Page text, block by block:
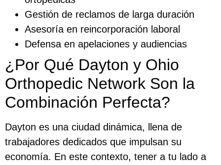
Gestión de reclamos de larga duración
Asesoría en reincorporación laboral
Defensa en apelaciones y audiencias
¿Por Qué Dayton y Ohio
Orthopedic Network Son la
Combinación Perfecta?
Dayton es una ciudad dinámica, llena de
trabajadores dedicados que impulsan su
economía. En este contexto, tener a tu lado a